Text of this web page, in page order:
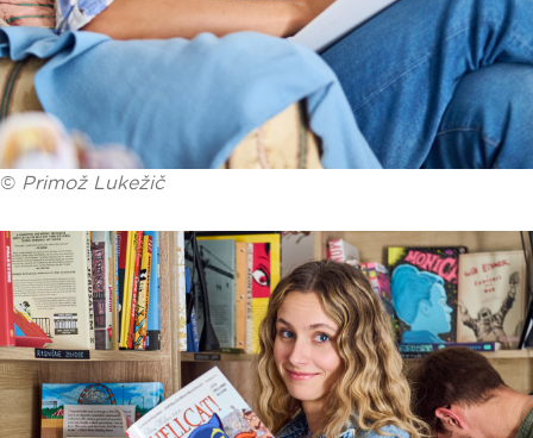
© Primož Lukežič